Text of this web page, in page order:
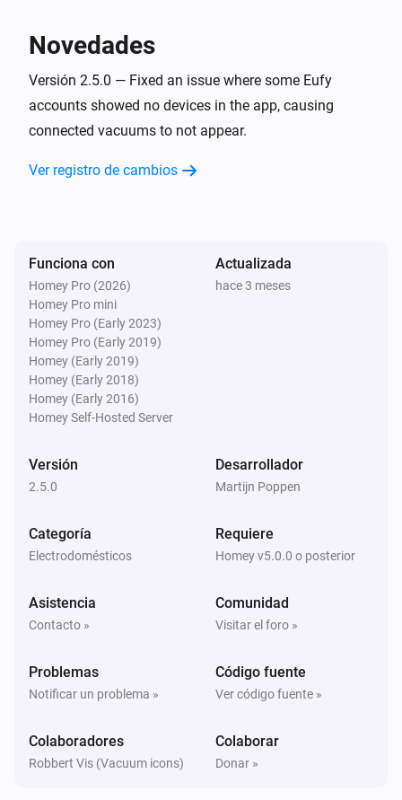
Eufy Robovac
Eufy Robovac
Set clean speed to
Eufy Robovac
Set mode to
Novedades
Versión 2.5.0 — Fixed an issue where some Eufy
accounts showed no devices in the app, causing
connected vacuums to not appear.
Ver registro de cambios
Funciona con
Homey Pro (2026)
Homey Pro mini
Homey Pro (Early 2023)
Homey Pro (Early 2019)
Homey (Early 2019)
Homey (Early 2018)
Homey (Early 2016)
Homey Self-Hosted Server
Actualizada
hace 3 meses
Versión
2.5.0
Desarrollador
Martijn Poppen
Categoría
Electrodomésticos
Requiere
Homey v5.0.0 o posterior
Asistencia
Contacto »
Comunidad
Visitar el foro »
Problemas
Notificar un problema »
Código fuente
Ver código fuente »
Colaboradores
Robbert Vis (Vacuum icons)
Colaborar
Donar »